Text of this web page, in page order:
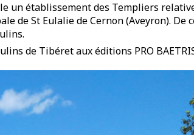
un établissement des Templiers
de St Eulalie de Cernon (Aveyron). De
de Tibéret aux éditions PRO